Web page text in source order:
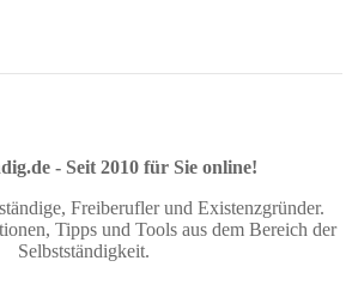
- Seit 2010 für Sie online!
Freiberufler und Existenzgründer.
Tipps und Tools aus dem Bereich der
Selbstständigkeit.